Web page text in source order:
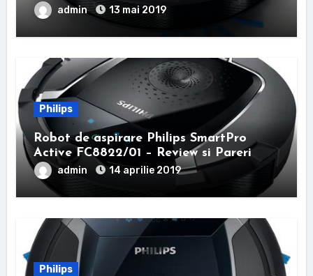
admin 13 mai 2019
Philips
Robot de aspirare Philips SmartPro
Active FC8822/01 – Review si Pareri
admin 14 aprilie 2019
Philips